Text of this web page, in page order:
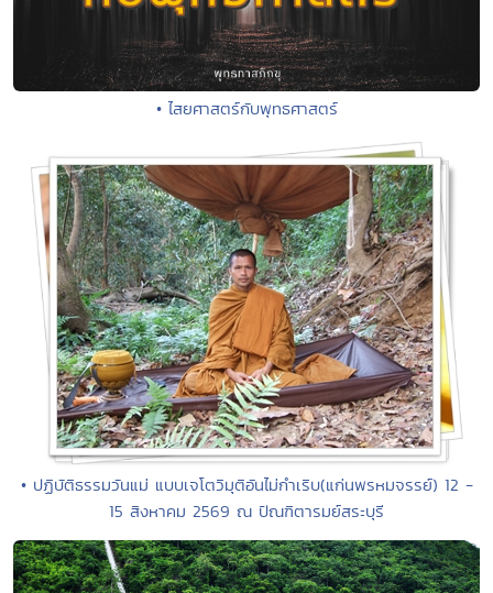
• ไสยศาสตร์กับพุทธศาสตร์
• ปฏิบัติธรรมวันแม่ แบบเจโตวิมุติอันไม่กำเริบ(แก่นพรหมจรรย์) 12 -
15 สิงหาคม 2569 ณ ปัณฑิตารมย์สระบุรี